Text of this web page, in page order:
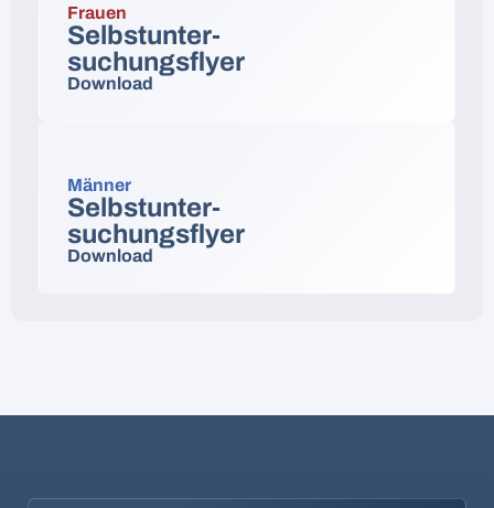
Frauen
Selbstunter-
suchungsflyer
Download
Männer
Selbstunter-
suchungsflyer
Download